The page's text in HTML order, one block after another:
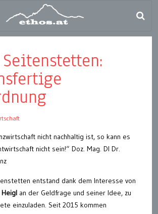
nicht nachhaltig ist, so kann es
nicht sein!“ Doz. Mag. DI Dr.
entstand dank dem Interesse von
an der Geldfrage und seiner Idee, zu
einzuladen. Seit 2015 kommen